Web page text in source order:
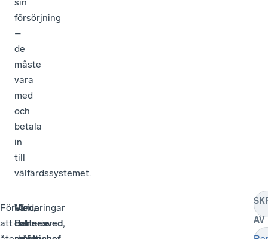
försörjning
–
de
måste
vara
med
och
betala
in
till
välfärdssystemet.
För
att
Värderingar
och
Men,
batterier
Ulrica
Bennesved,
AV